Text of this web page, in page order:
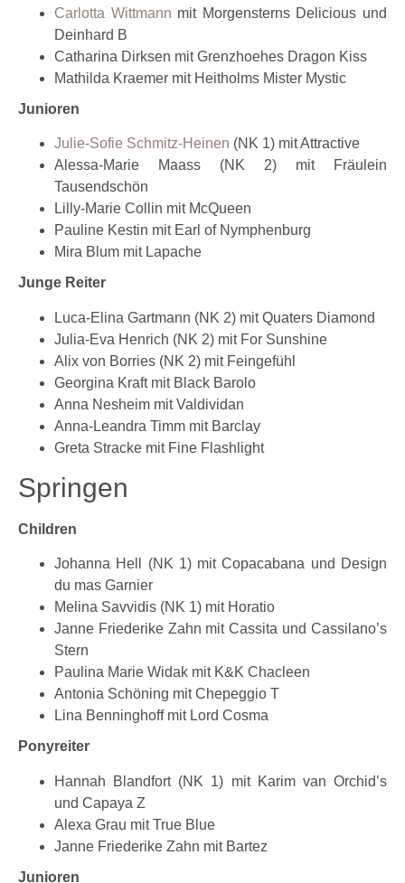
Carlotta Wittmann mit Morgensterns Delicious und
Deinhard B
Catharina Dirksen mit Grenzhoehes Dragon Kiss
Mathilda Kraemer mit Heitholms Mister Mystic
Junioren
Julie-Sofie Schmitz-Heinen (NK 1) mit Attractive
Alessa-Marie Maass (NK 2) mit Fräulein
Tausendschön
Lilly-Marie Collin mit McQueen
Pauline Kestin mit Earl of Nymphenburg
Mira Blum mit Lapache
Junge Reiter
Luca-Elina Gartmann (NK 2) mit Quaters Diamond
Julia-Eva Henrich (NK 2) mit For Sunshine
Alix von Borries (NK 2) mit Feingefühl
Georgina Kraft mit Black Barolo
Anna Nesheim mit Valdividan
Anna-Leandra Timm mit Barclay
Greta Stracke mit Fine Flashlight
Springen
Children
Johanna Hell (NK 1) mit Copacabana und Design
du mas Garnier
Melina Savvidis (NK 1) mit Horatio
Janne Friederike Zahn mit Cassita und Cassilano’s
Stern
Paulina Marie Widak mit K&K Chacleen
Antonia Schöning mit Chepeggio T
Lina Benninghoff mit Lord Cosma
Ponyreiter
Hannah Blandfort (NK 1) mit Karim van Orchid’s
und Capaya Z
Alexa Grau mit True Blue
Janne Friederike Zahn mit Bartez
Junioren